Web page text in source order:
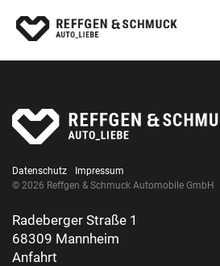
Datenschutz
Impressum
© 2026 Reffgen & Schmuck Automobile GmbH
Radeberger Straße 1
68309 Mannheim
Anfahrt